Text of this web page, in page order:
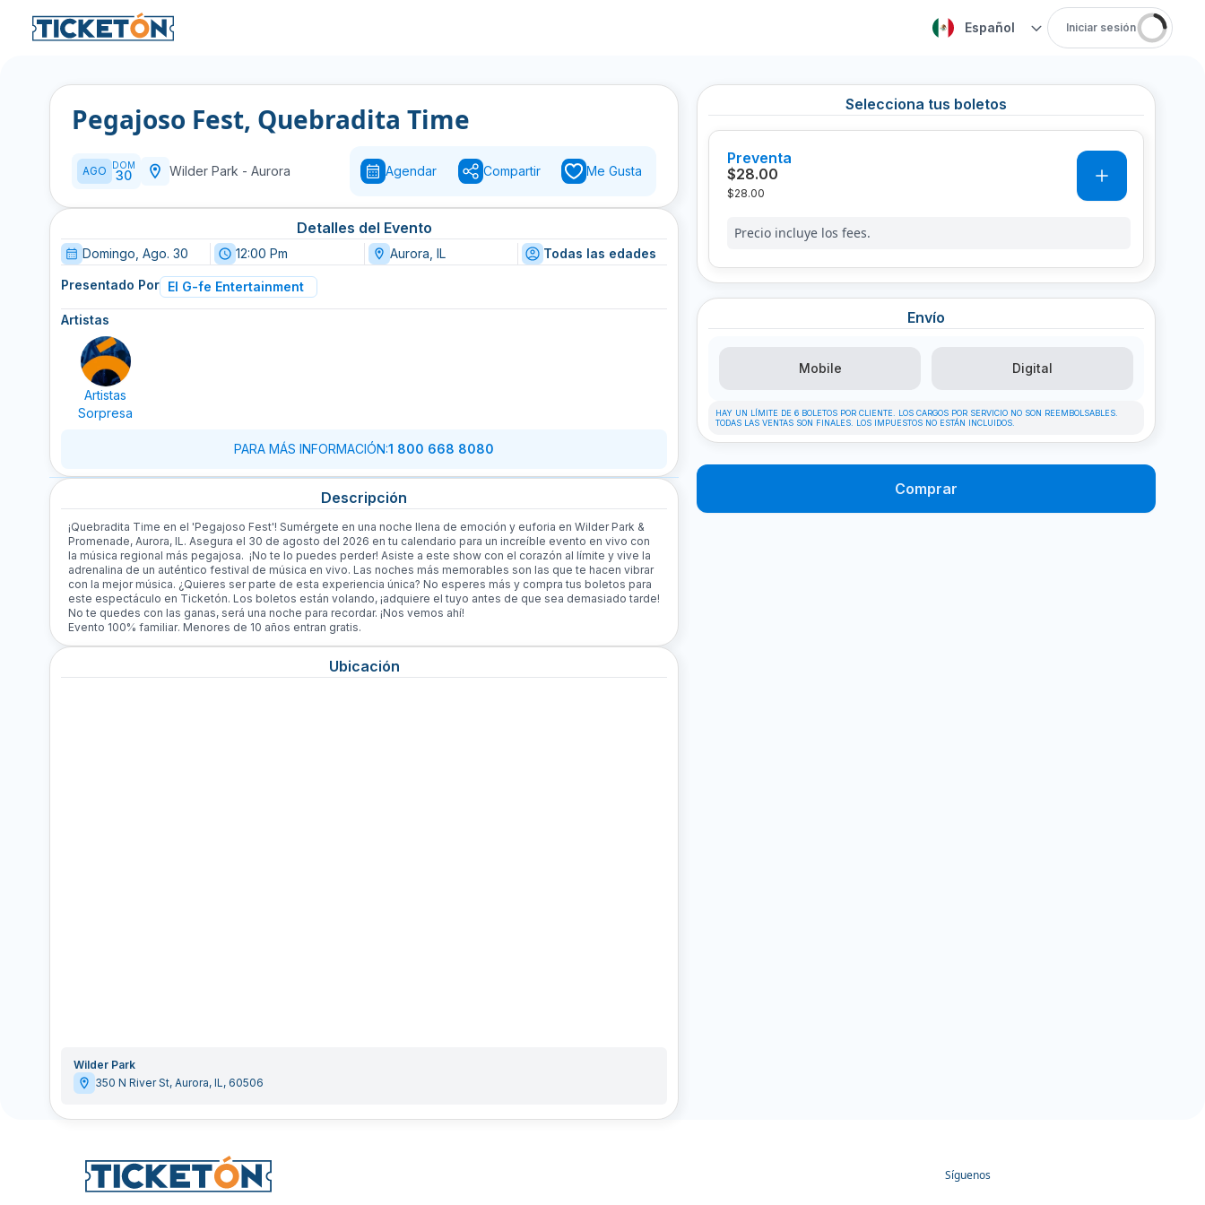
Español Iniciar sesión
Pegajoso Fest, Quebradita Time
AGO DOM
30 Wilder Park - Aurora Agendar Compartir Me Gusta
Detalles del Evento
Domingo, Ago. 30 12:00 Pm Aurora, IL Todas las edades
Presentado Por El G-fe Entertainment
Artistas
Artistas
Sorpresa
PARA MÁS INFORMACIÓN:1 800 668 8080
Descripción
¡Quebradita Time en el 'Pegajoso Fest'! Sumérgete en una noche llena de emoción y euforia en Wilder Park &
Promenade, Aurora, IL. Asegura el 30 de agosto del 2026 en tu calendario para un increíble evento en vivo con
la música regional más pegajosa. ¡No te lo puedes perder! Asiste a este show con el corazón al límite y vive la
adrenalina de un auténtico festival de música en vivo. Las noches más memorables son las que te hacen vibrar
con la mejor música. ¿Quieres ser parte de esta experiencia única? No esperes más y compra tus boletos para
este espectáculo en Ticketón. Los boletos están volando, ¡adquiere el tuyo antes de que sea demasiado tarde!
No te quedes con las ganas, será una noche para recordar. ¡Nos vemos ahí!
Evento 100% familiar. Menores de 10 años entran gratis.
Ubicación
Wilder Park
350 N River St, Aurora, IL, 60506
Selecciona tus boletos
Preventa
$28.00
$28.00
Precio incluye los fees.
Envío
Mobile Digital
HAY UN LÍMITE DE 6 BOLETOS POR CLIENTE. LOS CARGOS POR SERVICIO NO SON REEMBOLSABLES.
TODAS LAS VENTAS SON FINALES. LOS IMPUESTOS NO ESTÁN INCLUIDOS.
Comprar
Síguenos